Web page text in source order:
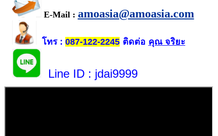
E-Mail : amoasia@amoasia.com
โทร: 087-122-2245ติดต่อ คุณ จริยะ
Line ID : jdai9999